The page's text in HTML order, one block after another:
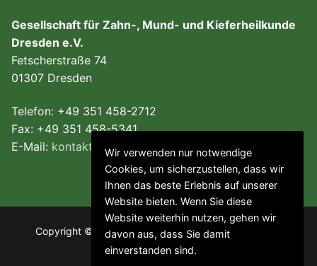
Gesellschaft für Zahn-, Mund- und Kieferheilkunde
Dresden e.V.
Fetscherstraße 74
01307 Dresden
Telefon: +49 351 458-2712
Fax: +49 351 458-5341
E-Mail: kontakt@gzmk-dresden.de
Copyright © 2026 Gesellschaft für Zahn-, Mund- und
Kieferheilkunde Dresden e.V.
Wir verwenden nur notwendige
Cookies, um sicherzustellen, dass wir
Ihnen das beste Erlebnis auf unserer
Website bieten. Wenn Sie diese
Website weiterhin nutzen, gehen wir
davon aus, dass Sie damit
einverstanden sind.